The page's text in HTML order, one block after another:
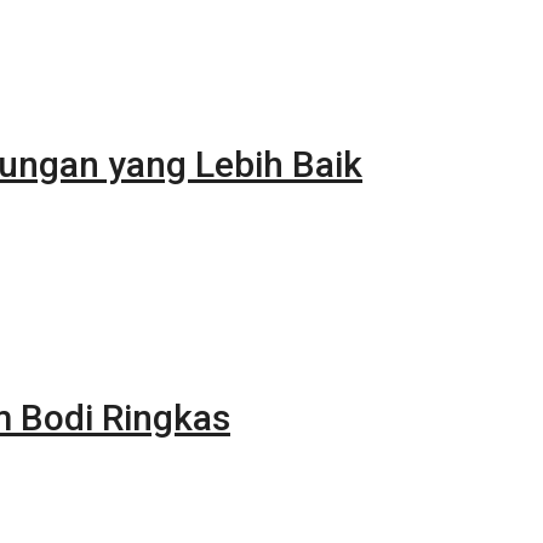
yang Lebih Baik
Bodi Ringkas